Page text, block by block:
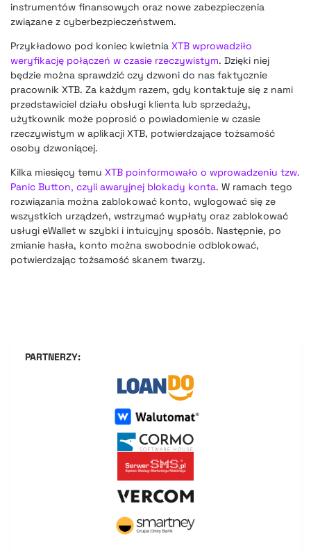
instrumentów finansowych oraz nowe zabezpieczenia
związane z cyberbezpieczeństwem.
Przykładowo pod koniec kwietnia XTB wprowadziło
weryfikację połączeń w czasie rzeczywistym. Dzięki niej
będzie można sprawdzić czy dzwoni do nas faktycznie
pracownik XTB. Za każdym razem, gdy kontaktuje się z nami
przedstawiciel działu obsługi klienta lub sprzedaży,
użytkownik może poprosić o powiadomienie w czasie
rzeczywistym w aplikacji XTB, potwierdzające tożsamość
osoby dzwoniącej.
Kilka miesięcy temu XTB poinformowało o wprowadzeniu tzw.
Panic Button, czyli awaryjnej blokady konta. W ramach tego
rozwiązania można zablokować konto, wylogować się ze
wszystkich urządzeń, wstrzymać wypłaty oraz zablokować
usługi eWallet w szybki i intuicyjny sposób. Następnie, po
zmianie hasła, konto można swobodnie odblokować,
potwierdzając tożsamość skanem twarzy.
PARTNERZY: